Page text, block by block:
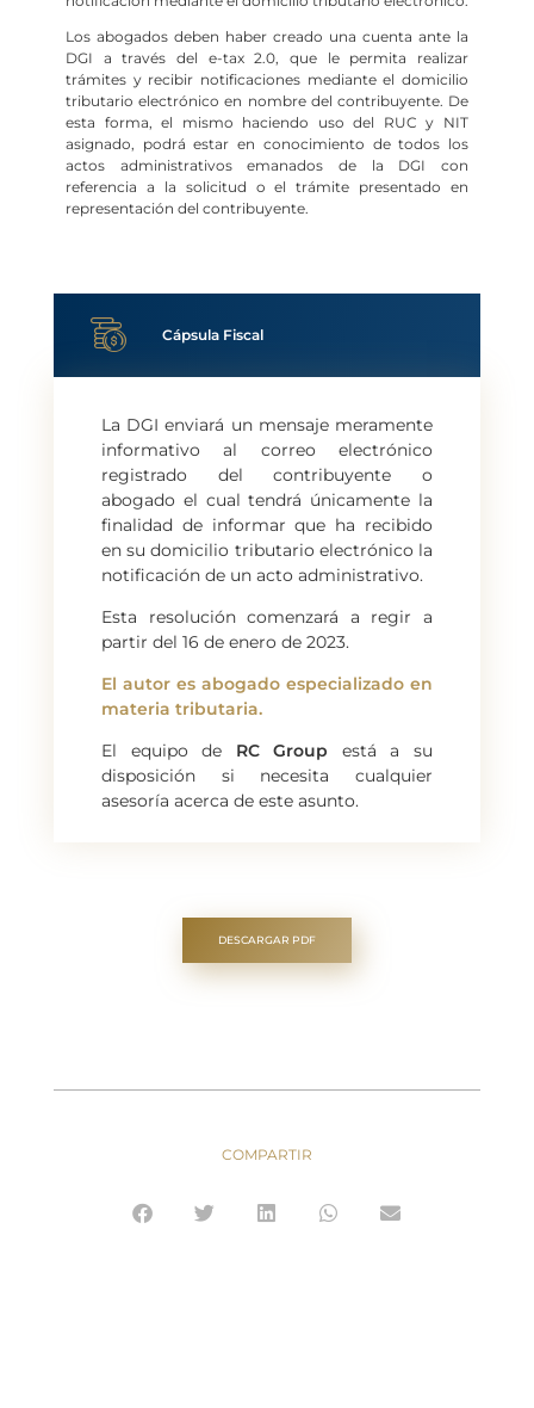
Los abogados deben haber creado una cuenta ante la
DGI a través del e-tax 2.0, que le permita realizar
trámites y recibir notificaciones mediante el domicilio
tributario electrónico en nombre del contribuyente. De
esta forma, el mismo haciendo uso del RUC y NIT
asignado, podrá estar en conocimiento de todos los
actos administrativos emanados de la DGI con
referencia a la solicitud o el trámite presentado en
representación del contribuyente.
Cápsula Fiscal
La DGI enviará un mensaje meramente
informativo al correo electrónico
registrado del contribuyente o
abogado el cual tendrá únicamente la
finalidad de informar que ha recibido
en su domicilio tributario electrónico la
notificación de un acto administrativo.
Esta resolución comenzará a regir a
partir del 16 de enero de 2023.
El autor es abogado especializado en
materia tributaria.
El equipo de RC Group está a su
disposición si necesita cualquier
asesoría acerca de este asunto.
DESCARGAR PDF
COMPARTIR